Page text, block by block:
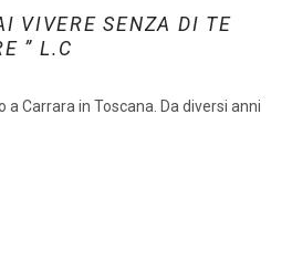
VIVERE SENZA DI TE
” L.C
a Carrara in Toscana. Da diversi anni